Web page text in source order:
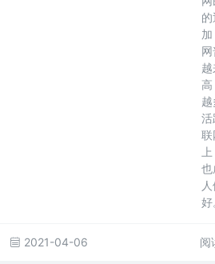
越
活
联
也
好
2021-04-06 阅